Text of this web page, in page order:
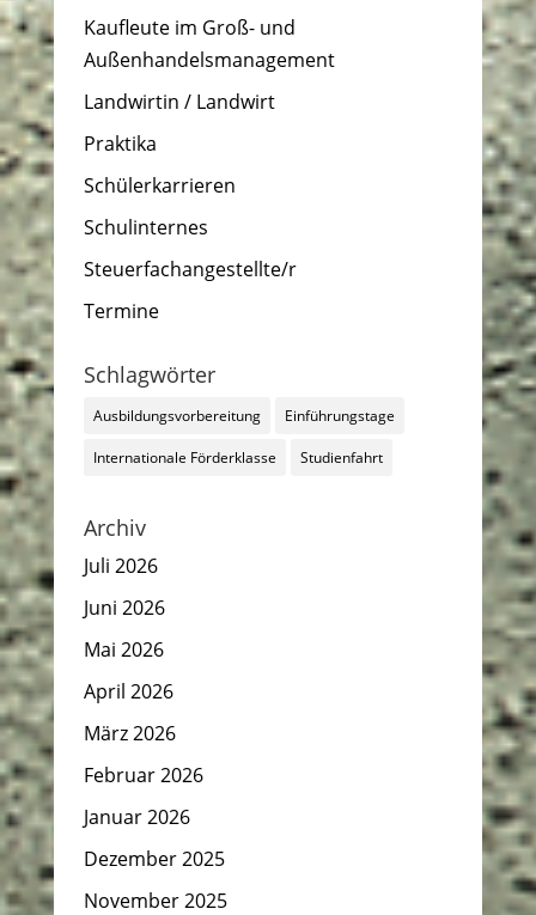
Kaufleute im Groß- und
Außenhandelsmanagement
Landwirtin / Landwirt
Praktika
Schülerkarrieren
Schulinternes
Steuerfachangestellte/r
Termine
Schlagwörter
Ausbildungsvorbereitung Einführungstage
Internationale Förderklasse Studienfahrt
Archiv
Juli 2026
Juni 2026
Mai 2026
April 2026
März 2026
Februar 2026
Januar 2026
Dezember 2025
November 2025